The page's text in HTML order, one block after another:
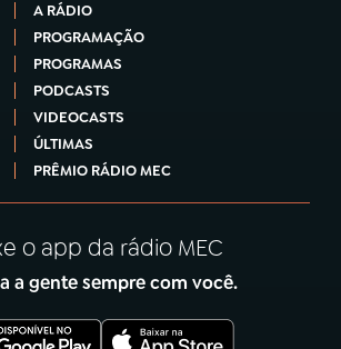
A RÁDIO
PROGRAMAÇÃO
PROGRAMAS
PODCASTS
VIDEOCASTS
ÚLTIMAS
PRÊMIO RÁDIO MEC
o app da rádio MEC
a gente sempre com você.